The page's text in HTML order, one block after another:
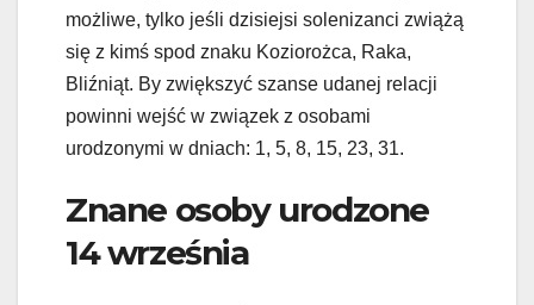
możliwe, tylko jeśli dzisiejsi solenizanci zwiążą
się z kimś spod znaku Koziorożca, Raka,
Bliźniąt. By zwiększyć szanse udanej relacji
powinni wejść w związek z osobami
urodzonymi w dniach: 1, 5, 8, 15, 23, 31.
Znane osoby urodzone
14 września